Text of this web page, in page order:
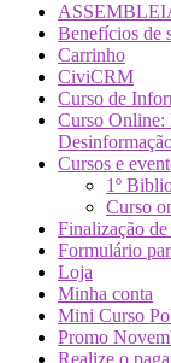
Benefícios de
Carrinho
CiviCRM
Curso de
Curso Online:
Cursos e
1º
Curso
Finalização
Formulário
Loja
Minha conta
Mini Curso
Promo